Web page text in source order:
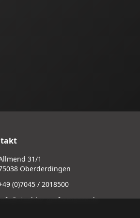
31/1
Oberderdingen
(0)7045 / 2018500
performance.de